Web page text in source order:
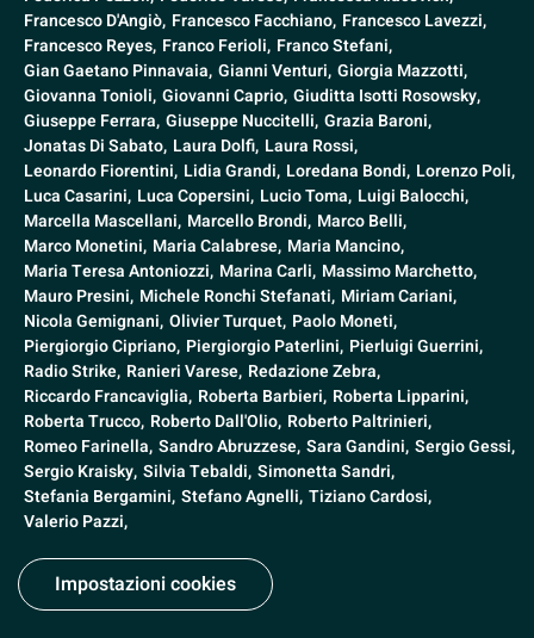
Francesco D'Angiò, Francesco Facchiano, Francesco Lavezzi,
Francesco Reyes, Franco Ferioli, Franco Stefani,
Gian Gaetano Pinnavaia, Gianni Venturi, Giorgia Mazzotti,
Giovanna Tonioli, Giovanni Caprio, Giuditta Isotti Rosowsky,
Giuseppe Ferrara, Giuseppe Nuccitelli, Grazia Baroni,
Jonatas Di Sabato, Laura Dolfi, Laura Rossi,
Leonardo Fiorentini, Lidia Grandi, Loredana Bondi, Lorenzo Poli,
Luca Casarini, Luca Copersini, Lucio Toma, Luigi Balocchi,
Marcella Mascellani, Marcello Brondi, Marco Belli,
Marco Monetini, Maria Calabrese, Maria Mancino,
Maria Teresa Antoniozzi, Marina Carli, Massimo Marchetto,
Mauro Presini, Michele Ronchi Stefanati, Miriam Cariani,
Nicola Gemignani, Olivier Turquet, Paolo Moneti,
Piergiorgio Cipriano, Piergiorgio Paterlini, Pierluigi Guerrini,
Radio Strike, Ranieri Varese, Redazione Zebra,
Riccardo Francaviglia, Roberta Barbieri, Roberta Lipparini,
Roberta Trucco, Roberto Dall'Olio, Roberto Paltrinieri,
Romeo Farinella, Sandro Abruzzese, Sara Gandini, Sergio Gessi,
Sergio Kraisky, Silvia Tebaldi, Simonetta Sandri,
Stefania Bergamini, Stefano Agnelli, Tiziano Cardosi,
Valerio Pazzi,
Impostazioni cookies